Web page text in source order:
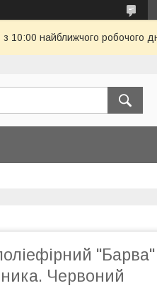
з 10:00 найближчого робочого
Червоний